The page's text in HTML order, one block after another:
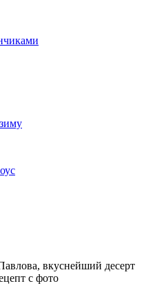
вкуснейший десерт
с фото